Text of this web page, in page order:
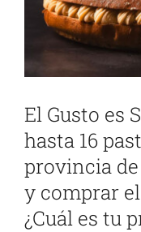
El Gusto es
hasta 16
provincia
y comprar
¿Cuál es tu